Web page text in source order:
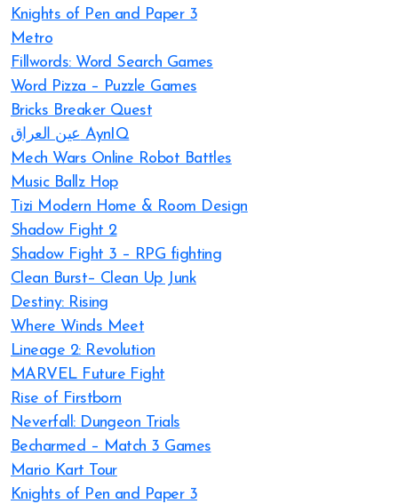
Knights of Pen and Paper 3
Metro
Fillwords: Word Search Games
Word Pizza – Puzzle Games
Bricks Breaker Quest
عين العراق AynIQ
Mech Wars Online Robot Battles
Music Ballz Hop
Tizi Modern Home & Room Design
Shadow Fight 2
Shadow Fight 3 – RPG fighting
Clean Burst– Clean Up Junk
Destiny: Rising
Where Winds Meet
Lineage 2: Revolution
MARVEL Future Fight
Rise of Firstborn
Neverfall: Dungeon Trials
Becharmed – Match 3 Games
Mario Kart Tour
Knights of Pen and Paper 3